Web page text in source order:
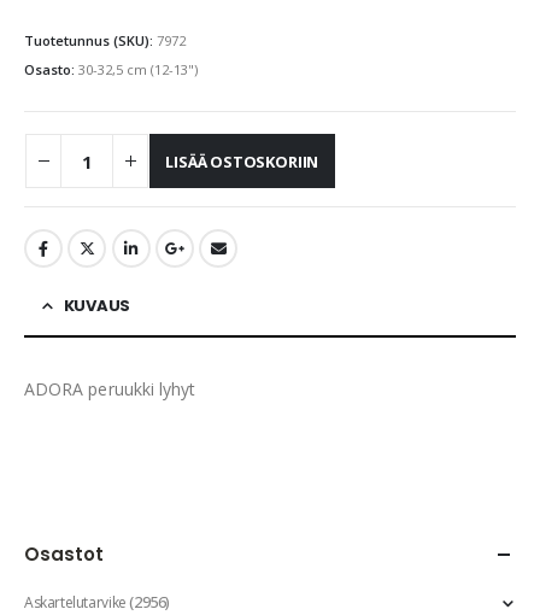
Tuotetunnus (SKU): 7972
Osasto: 30-32,5 cm (12-13")
LISÄÄ OSTOSKORIIN
KUVAUS
ADORA peruukki lyhyt
Osastot
Askartelutarvike(2956)